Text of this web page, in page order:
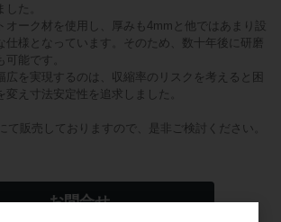
た。
オーク材を使用し、厚みも4mmと他ではあまり設
仕様となっています。そのため、数十年後に研磨
能です。
広を実現するのは、収縮率のリスクを考えると困
え寸法安定性を追求しました。
て販売しておりますので、是非ご検討ください。
お問合せ